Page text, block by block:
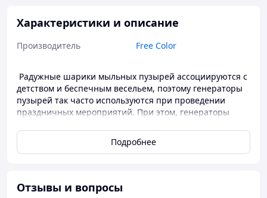
Характеристики и описание
Производитель Free Color
Радужные шарики мыльных пузырей ассоциируются с
детством и беспечным весельем, поэтому генераторы
пузырей так часто используются при проведении
праздничных мероприятий. При этом, генераторы
праздниках: тысячам искрящихся сфер будут рады все.
Подробнее
Отзывы и вопросы